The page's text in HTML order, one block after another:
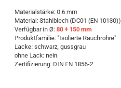
Materialstärke: 0.6 mm
Material: Stahlblech (DC01 (EN 10130))
Verfügbar in Ø: 80 + 150 mm
Produktfamilie: "Isolierte Rauchrohre"
Lacke: schwarz, gussgrau
ohne Lack: nein
Zertifizierung: DIN EN 1856-2